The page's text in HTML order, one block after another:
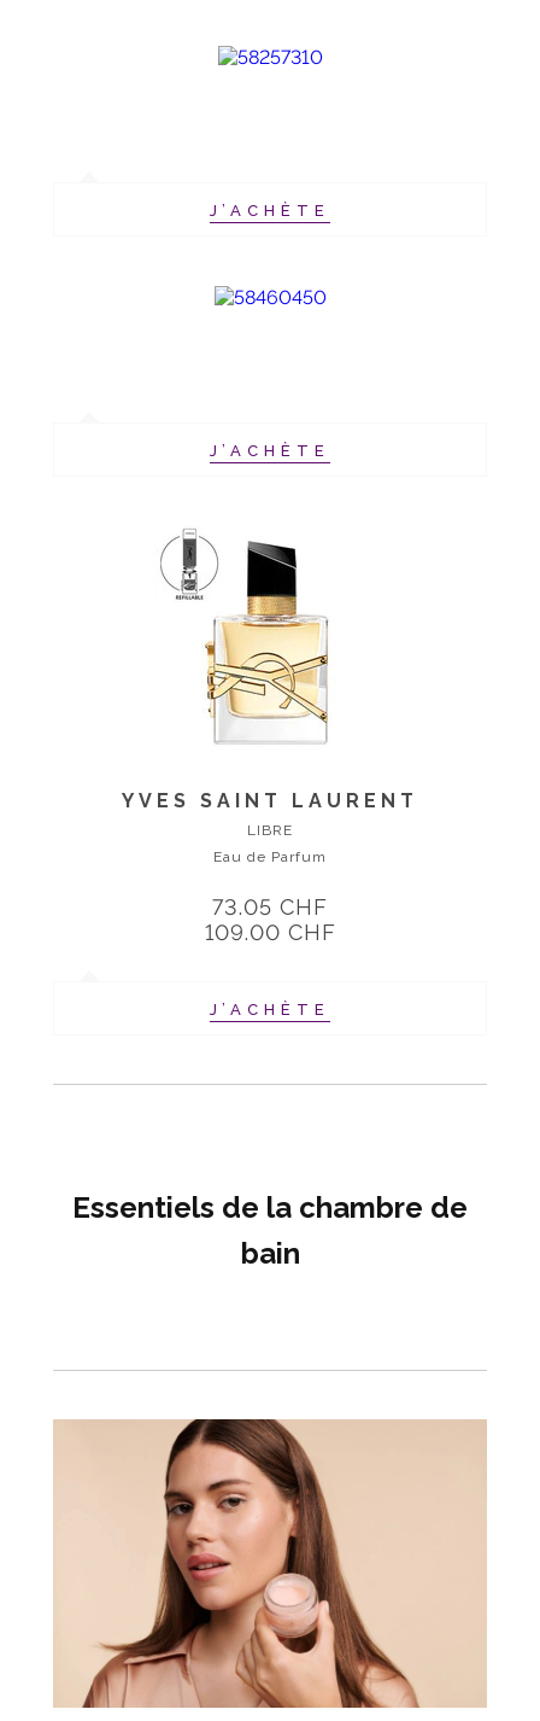
J’ACHÈTE
J’ACHÈTE
YVES SAINT LAURENT
LIBRE
Eau de Parfum
73.05 CHF
109.00 CHF
J’ACHÈTE
Essentiels de la chambre de
bain